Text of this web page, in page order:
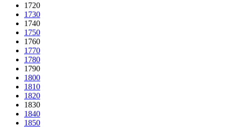
1720
1730
1740
1750
1760
1770
1780
1790
1800
1810
1820
1830
1840
1850